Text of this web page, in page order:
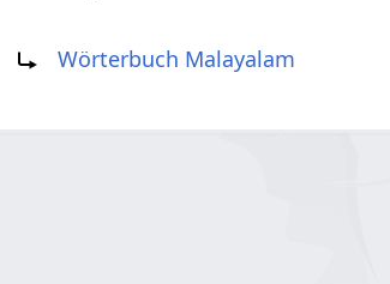
Wörterbuch Malayalam